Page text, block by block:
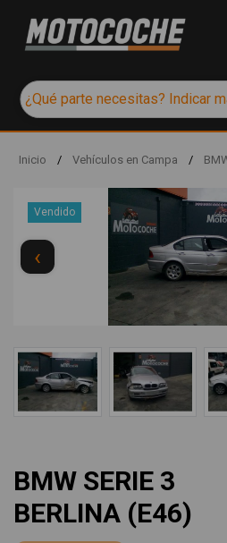
Inicio / Vehículos en Campa /
Vendido
‹
BMW SERIE 3
BERLINA (E46)